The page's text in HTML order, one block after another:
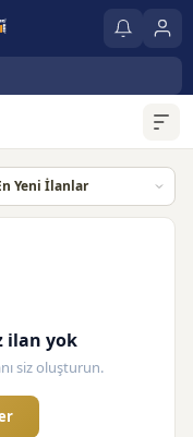
ilan yok
siz oluşturun.